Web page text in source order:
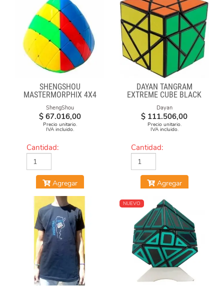
SHENGSHOU
MASTERMORPHIX 4X4
ShengShou
$ 67.016,00
Precio unitario.
IVA incluido.
Cantidad:
Agregar
DAYAN TANGRAM
EXTREME CUBE BLACK
Dayan
$ 111.506,00
Precio unitario.
IVA incluido.
Cantidad:
Agregar
NUEVO